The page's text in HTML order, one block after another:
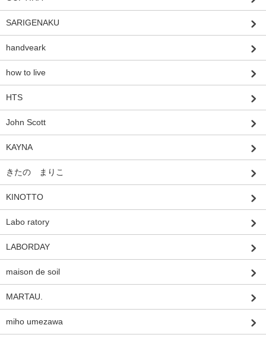
SARIGENAKU
handveark
how to live
HTS
John Scott
KAYNA
きたの まりこ
KINOTTO
Labo ratory
LABORDAY
maison de soil
MARTAU.
miho umezawa